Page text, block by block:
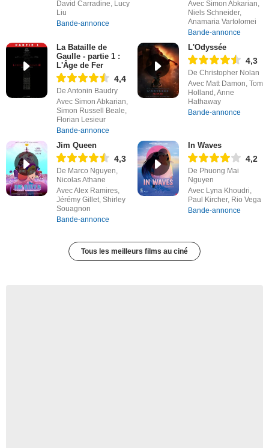
David Carradine, Lucy
Liu
Bande-annonce
Avec Simon Abkarian,
Niels Schneider,
Anamaria Vartolomei
Bande-annonce
La Bataille de
Gaulle - partie 1 :
L'Âge de Fer
4,4
De Antonin Baudry
Avec Simon Abkarian,
Simon Russell Beale,
Florian Lesieur
Bande-annonce
L'Odyssée
4,3
De Christopher Nolan
Avec Matt Damon, Tom
Holland, Anne
Hathaway
Bande-annonce
Jim Queen
4,3
De Marco Nguyen,
Nicolas Athane
Avec Alex Ramires,
Jérémy Gillet, Shirley
Souagnon
Bande-annonce
In Waves
4,2
De Phuong Mai
Nguyen
Avec Lyna Khoudri,
Paul Kircher, Rio Vega
Bande-annonce
Tous les meilleurs films au ciné